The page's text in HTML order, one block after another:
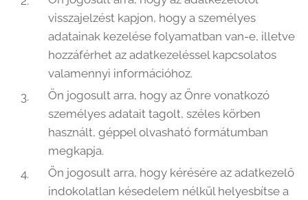
visszajelzést kapjon, hogy a személyes
adatainak kezelése folyamatban van-e, illetve
hozzáférhet az adatkezeléssel kapcsolatos
valamennyi információhoz.
Ön jogosult arra, hogy az Önre vonatkozó
személyes adatait tagolt, széles körben
használt, géppel olvasható formátumban
megkapja.
Ön jogosult arra, hogy kérésére az adatkezelő
indokolatlan késedelem nélkül helyesbítse a